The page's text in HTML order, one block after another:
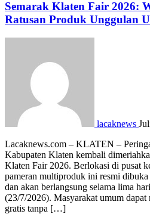
Semarak Klaten Fair 2026:
Ratusan Produk Unggulan
lacaknews
Lacaknews.com – KLATEN –
Kabupaten Klaten kembali
Klaten Fair 2026. Berlokasi di pusat
pameran multiproduk ini resmi
dan akan berlangsung selama lima
(23/7/2026). Masyarakat umum
gratis tanpa […]